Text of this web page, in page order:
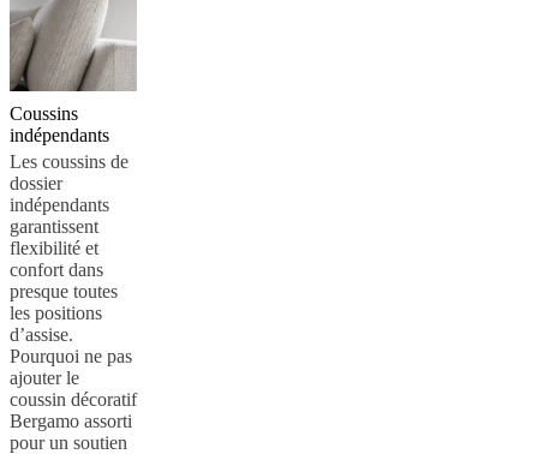
Coussins
indépendants
Les coussins de
dossier
indépendants
garantissent
flexibilité et
confort dans
presque toutes
les positions
d’assise.
Pourquoi ne pas
ajouter le
coussin décoratif
Bergamo assorti
pour un soutien